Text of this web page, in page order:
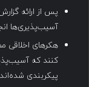
پس از ارائه
آسیب‌پذیری‌ها
هکرهای اخلاقی
کنند که
پیکربندی